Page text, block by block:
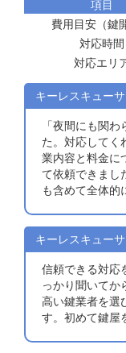
項目
費用目安（鍵
対応時間
対応エリ
キーレスキュー
「夜間にも関
た。対応してく
業内容と料金に
て依頼できまし
も含めて全体的
キーレスキュー
信頼できる対応
っかり聞いてか
高い鍵業者を選
す。初めて鍵屋